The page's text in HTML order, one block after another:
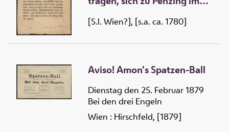
selbe (nachdem wenigstens
Penzing angemeldet haben)
ausgenommen Sonn- und
Feyer-täg für ... auf ...
Personen bedienet werden,
dergestalten, daß eine
vollkommene Merenda, oder
Soupée gegeben wird, nach
[S.l. Wien?], [s.a. ca. 1780]
Aviso! Amon's Spatzen-Ball
Dienstag den 25. Februar 1879
Bei den drei Engeln
Wien : Hirschfeld, [1879]